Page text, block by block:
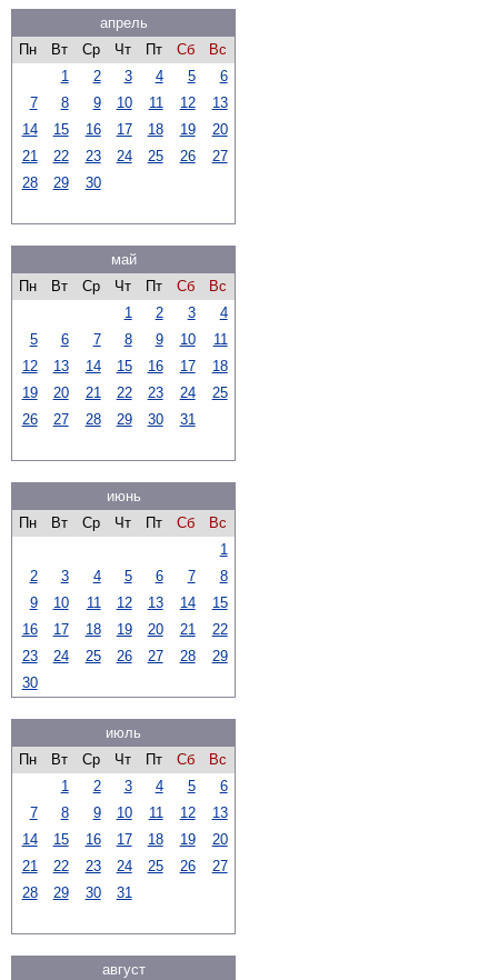
апрель
Пн
Вт Ср Чт Пт Сб
Вс
1
2 3 4 5
6
7
8 9 10 11 12
13
14
15 16 17 18 19
20
21
22 23 24 25 26
27
28
29 30
май
Пн
Вт Ср Чт Пт Сб
Вс
1
2 3
4
5
6 7 8 9 10
11
12
13 14 15 16 17
18
19
20 21 22 23 24
25
26
27 28 29 30 31
июнь
Пн
Вт Ср Чт Пт Сб
Вс
1
2
3 4 5 6 7
8
9
10 11 12 13 14
15
16
17 18 19 20 21
22
23
24 25 26 27 28
29
30
июль
Пн
Вт Ср Чт Пт Сб
Вс
1
2 3 4 5
6
7
8 9 10 11 12
13
14
15 16 17 18 19
20
21
22 23 24 25 26
27
28
29 30 31
август